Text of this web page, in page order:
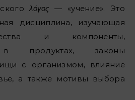
λόγος — «учение». Это
дисциплина, изучающая
и компоненты,
в продуктах, законы
с организмом, влияние
а также мотивы выбора